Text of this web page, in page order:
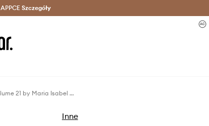
nawet w 24h >
Szczegóły
home & lifestyle książka Muhammad Ali: Volume 21 by Maria Isabel Sanchez Vegara, English
Inne